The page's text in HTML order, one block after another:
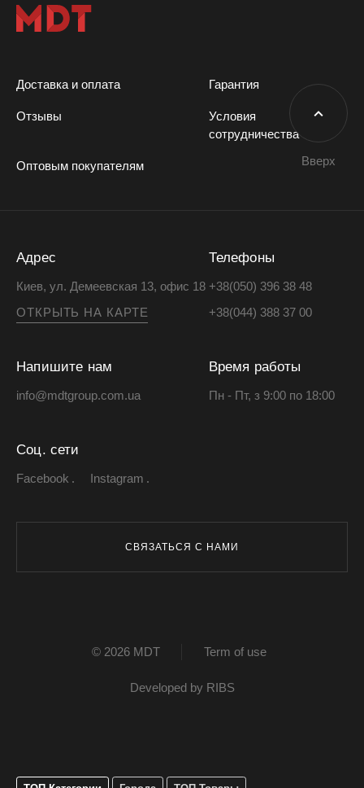
Доставка и оплата Гарантия
Отзывы
Условия
сотрудничества
Оптовым покупателям
Адрес
Киев, ул. Демеевская 13, офис 18
ОТКРЫТЬ НА КАРТЕ
Телефоны
+38(050) 396 38 48
+38(044) 388 37 00
Напишите нам
info@mdtgroup.com.ua
Время работы
Пн - Пт, з 9:00 по 18:00
Соц. сети
Facebook Instagram
СВЯЗАТЬСЯ С НАМИ
Вверх
© 2026 MDT Term of use
Developed by RIBS